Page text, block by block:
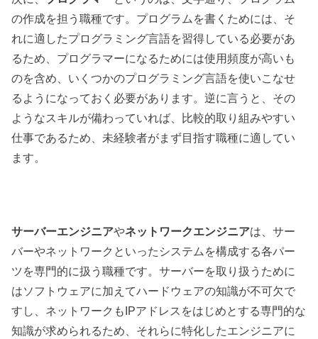
の作成を担う職種です。プログラムを書くためには、そ
れに適したプログラミング言語を習得している必要があ
るため、プログラマーになるためには使用頻度が高いも
のを含め、いくつかのプログラミング言語を使いこなせ
るようになっておく必要があります。逆に言うと、その
ようなスキルが備わっていれば、比較的取り組みやすい
仕事であるため、未経験者がまず目指す職種に適してい
ます。
サーバーエンジニアやネットワークエンジニアは、サー
バーやネットワークといったシステムを構成する各パー
ツを専門的に扱う職種です。サーバーを取り扱うために
はソフトウェアに加えてハードウェアの知識が不可欠で
すし、ネットワークもIPアドレスをはじめとする専門的な
知識が求められるため、それらに特化したエンジニアに